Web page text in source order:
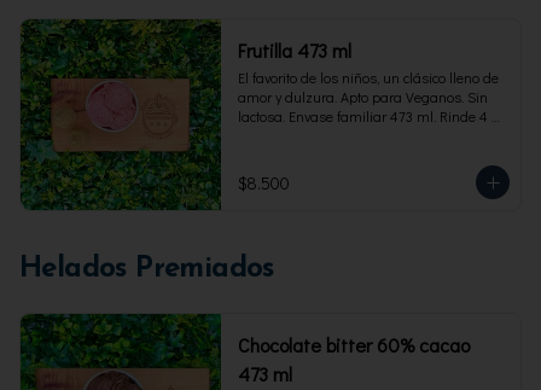
Frutilla 473 ml
El favorito de los niños, un clásico lleno de
amor y dulzura. Apto para Veganos. Sin
lactosa. Envase familiar 473 ml. Rinde 4
$8.500
Helados Premiados
Chocolate bitter 60% cacao
473 ml